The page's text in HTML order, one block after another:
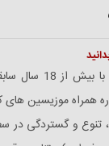
فروشگاه
همراه موزیسین های
تنوع و گستردگی